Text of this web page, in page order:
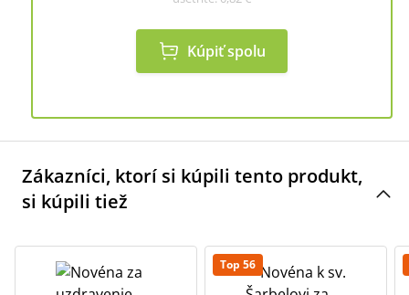
Kúpiť spolu
Zákazníci, ktorí si kúpili tento produkt,
si kúpili tiež
Top 56